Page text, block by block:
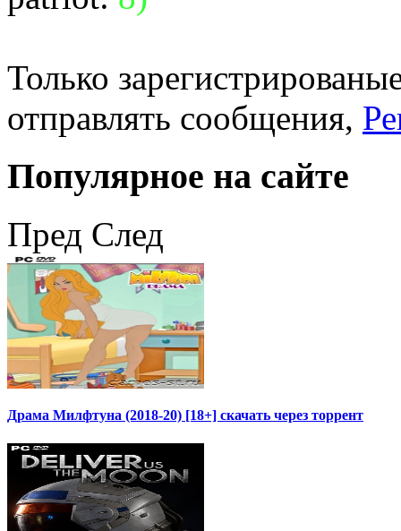
Только
отправлять сообщения,
Популярное на сайте
Пред След
Драма Милфтуна (2018-20) [18+] скачать через торрент